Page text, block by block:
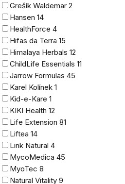
Grešík Waldemar 2
Hansen 14
HealthForce 4
Hifas da Terra 15
Himalaya Herbals 12
ChildLife Essentials 11
Jarrow Formulas 45
Karel Kolínek 1
Kid-e-Kare 1
KIKI Health 12
Life Extension 81
Liftea 14
Link Natural 4
MycoMedica 45
MyoTec 8
Natural Vitality 9